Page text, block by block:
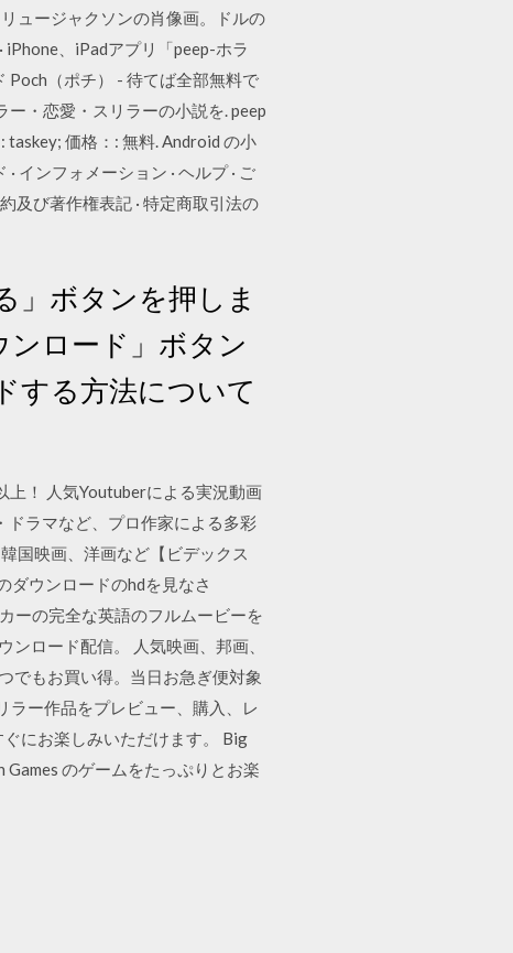
ュージャクソンの肖像画。ドルの
、iPadアプリ「peep-ホラ
Poch（ポチ） - 待てば全部無料で
・恋愛・スリラーの小説を. peep
価格：: 無料. Android の小
インフォメーション · ヘルプ · ご
及び著作権表記 · 特定商取引法の
」ボタンを押しま
ロード」ボタン
する方法について
！ 人気Youtuberによる実況動画
ラマなど、プロ作家による多彩
国映画、洋画など【ビデックス
ダウンロードのhdを見なさ
ーの完全な英語のフルムービーを
ロード配信。 人気映画、邦画、
でもお買い得。当日お急ぎ便対象
ラー作品をプレビュー、購入、レ
にお楽しみいただけます。 Big
のゲームをたっぷりとお楽